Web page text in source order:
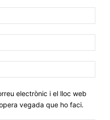
web:
electrònic i el lloc web
vegada que ho faci.